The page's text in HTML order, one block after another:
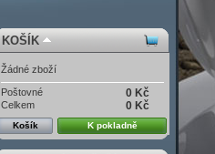
KOŠÍK
Žádné zboží
Poštovné 0 Kč
Celkem 0 Kč
Košík K pokladně